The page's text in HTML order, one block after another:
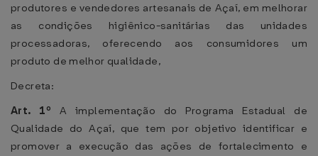
produtores e vendedores artesanais de Açaí, em melhorar
as condições higiênico-sanitárias das unidades
processadoras, oferecendo aos consumidores um
produto de melhor qualidade,
Decreta:
Art. 1º A implementação do Programa Estadual de
Qualidade do Açaí, que tem por objetivo identificar e
promover a execução das ações de fortalecimento e